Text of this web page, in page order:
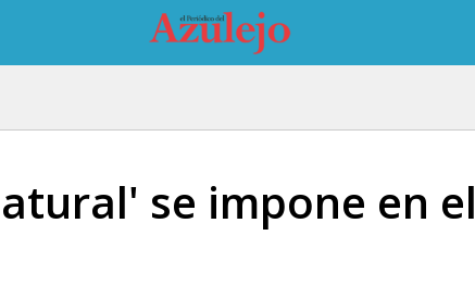
se impone en el